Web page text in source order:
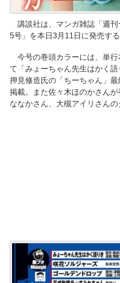
講談社は、マンガ雑誌「週刊
5号」を本日3月11日に発売する
今号の巻頭カラーには、単行
て「みょーちゃん先生はかく語
押見修造氏の「ちーちゃん」
掲載。また佐々木ほのかさん
ななかさん、大槻アイリさんの